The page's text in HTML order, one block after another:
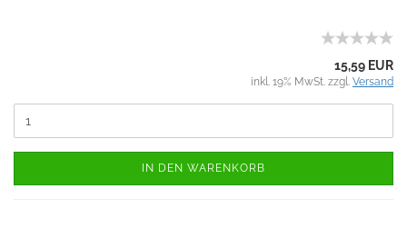
15,59 EUR
inkl. 19% MwSt. zzgl. Versand
IN DEN WARENKORB